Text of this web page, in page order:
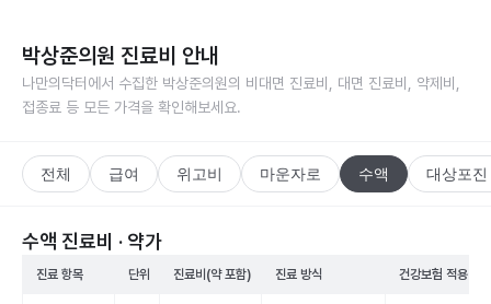
박상준의원 진료비 안내
나만의닥터에서 수집한 박상준의원의 비대면 진료비, 대면 진료비, 약제비,
접종료 등 모든 가격을 확인해보세요.
전체 급여 위고비 마운자로 수액 대상포
수액 진료비 · 약가
진료 항목 단위 진료비(약 포함) 진료 방식 건강보험 적용